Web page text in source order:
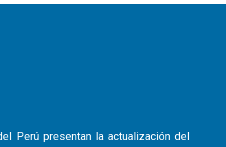
Perú presentan la actualización del